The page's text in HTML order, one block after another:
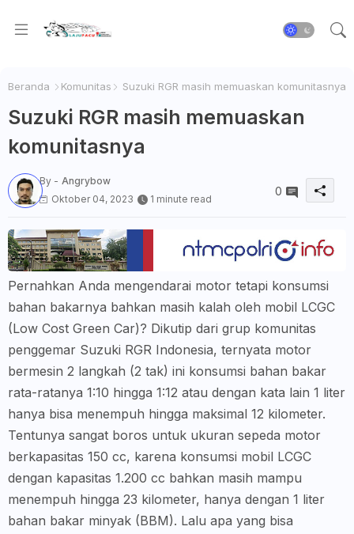
Beranda Komunitas Suzuki RGR masih memuaskan komunitasnya
Suzuki RGR masih memuaskan
komunitasnya
By - Angrybow
Oktober 04, 2023
1 minute read
0
Pernahkan Anda mengendarai motor tetapi konsumsi
bahan bakarnya bahkan masih kalah oleh mobil LCGC
(Low Cost Green Car)? Dikutip dari grup komunitas
penggemar Suzuki RGR Indonesia, ternyata motor
bermesin 2 langkah (2 tak) ini konsumsi bahan bakar
rata-ratanya 1:10 hingga 1:12 atau dengan kata lain 1 liter
hanya bisa menempuh hingga maksimal 12 kilometer.
Tentunya sangat boros untuk ukuran sepeda motor
berkapasitas 150 cc, karena konsumsi mobil LCGC
dengan kapasitas 1.200 cc bahkan masih mampu
menempuh hingga 23 kilometer, hanya dengan 1 liter
bahan bakar minyak (BBM). Lalu apa yang bisa